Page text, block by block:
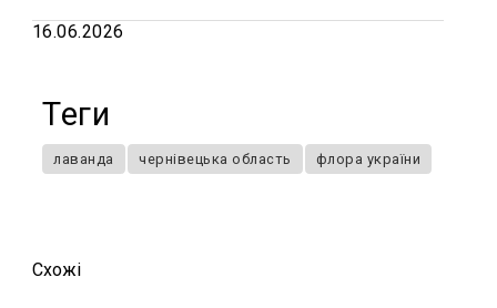
16.06.2026
Теги
лаванда чернівецька область флора україни
Схожi